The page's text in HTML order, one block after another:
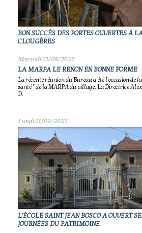
BON SUCCÈS DES PORTES OUVERTES À
CLOUGÈRES
Mercredi 23/09/2020
LA MARPA LE RENON EN BONNE FORME
La récente réunion du Bureau a été l'occasion de
santé " de la MARPA du village. La Directrice
D.
Lundi 21/09/2020
L'ÉCOLE SAINT JEAN BOSCO A OUVERT
JOURNÉES DU PATRIMOINE